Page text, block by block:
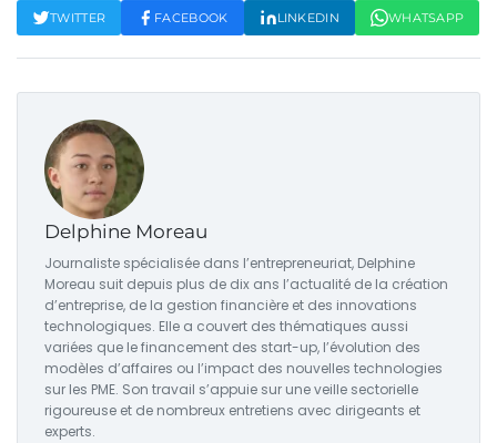
TWITTER FACEBOOK LINKEDIN WHATSAPP
Delphine Moreau
Journaliste spécialisée dans l’entrepreneuriat, Delphine
Moreau suit depuis plus de dix ans l’actualité de la création
d’entreprise, de la gestion financière et des innovations
technologiques. Elle a couvert des thématiques aussi
variées que le financement des start-up, l’évolution des
modèles d’affaires ou l’impact des nouvelles technologies
sur les PME. Son travail s’appuie sur une veille sectorielle
rigoureuse et de nombreux entretiens avec dirigeants et
experts.